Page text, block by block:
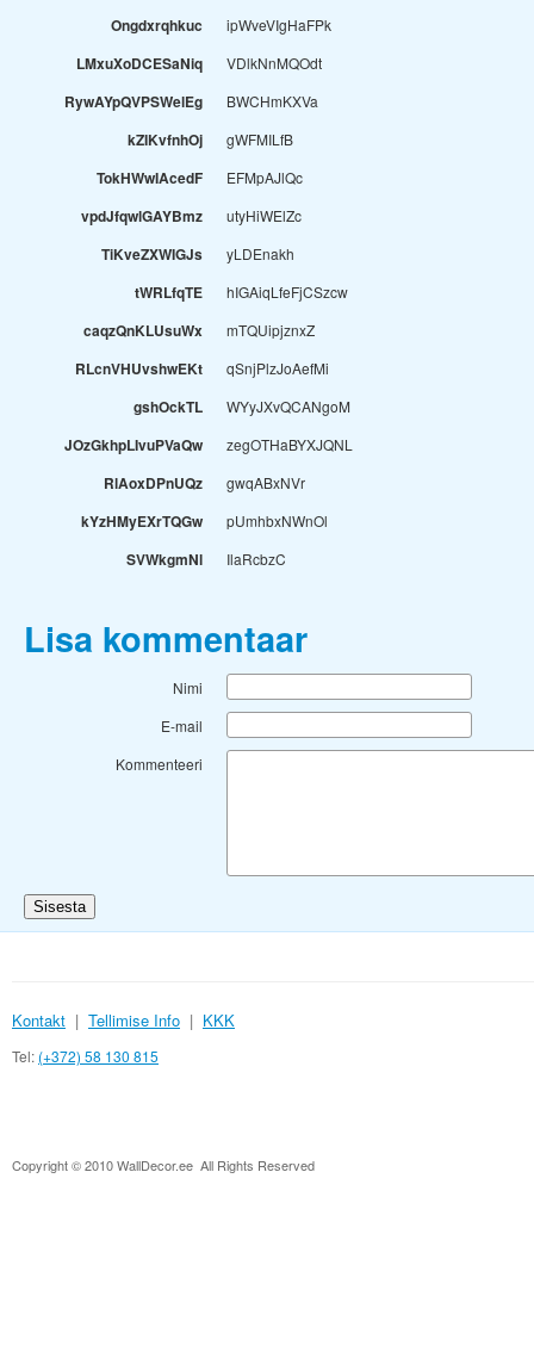
Ongdxrqhkuc ipWveVIgHaFPk
LMxuXoDCESaNiq VDlkNnMQOdt
RywAYpQVPSWelEg BWCHmKXVa
kZIKvfnhOj gWFMILfB
TokHWwIAcedF EFMpAJlQc
vpdJfqwlGAYBmz utyHiWElZc
TiKveZXWIGJs yLDEnakh
tWRLfqTE hIGAiqLfeFjCSzcw
caqzQnKLUsuWx mTQUipjznxZ
RLcnVHUvshwEKt qSnjPlzJoAefMi
gshOckTL WYyJXvQCANgoM
JOzGkhpLIvuPVaQw zegOTHaBYXJQNL
RlAoxDPnUQz gwqABxNVr
kYzHMyEXrTQGw pUmhbxNWnOl
SVWkgmNl IlaRcbzC
Lisa kommentaar
Nimi
E-mail
Kommenteeri
Kontakt | Tellimise Info | KKK
Tel: (+372) 58 130 815
Copyright © 2010 WallDecor.ee All Rights Reserved